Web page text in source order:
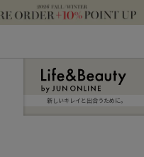
新しいキレイと出合うために。